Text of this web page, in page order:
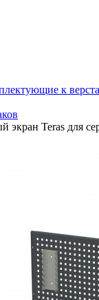
к
экран Teras для